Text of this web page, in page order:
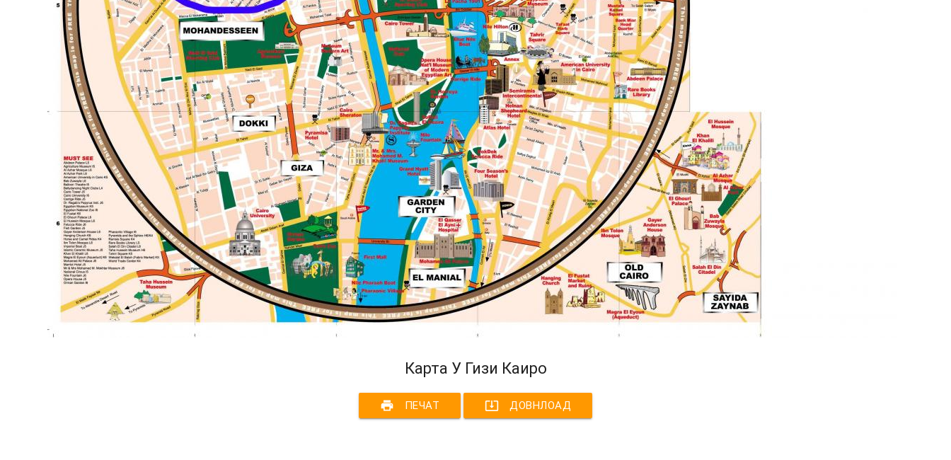
Карта У Гизи Каиро
print ПЕЧАТ system_update_alt ДОВНЛОАД